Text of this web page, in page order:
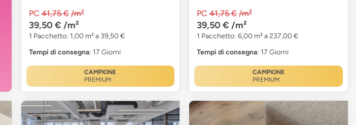
PC 41,75 € /m²
39,50 € /m²
1 Pacchetto: 1,00 m² a 39,50 €
Tempi di consegna: 17 Giorni
CAMPIONE
PREMIUM
PC 41,75 € /m²
39,50 € /m²
1 Pacchetto: 6,00 m² a 237,00 €
Tempi di consegna: 17 Giorni
CAMPIONE
PREMIUM